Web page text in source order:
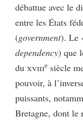
débattue avec le
entre les États
(government). Le
dependency) que
du xviiie siècle
pouvoir, à
puissants,
Bretagne, dont le